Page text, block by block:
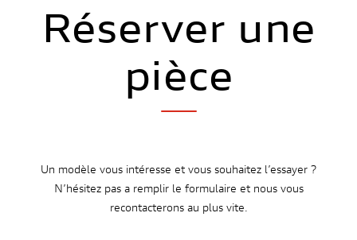
Réserver une
pièce
Un modèle vous intéresse et vous souhaitez l’essayer ?
N’hésitez pas a remplir le formulaire et nous vous
recontacterons au plus vite.
Statistiques
Utilisé pour
l'audience du
site.
Afin que notre
site web
aussi bien que